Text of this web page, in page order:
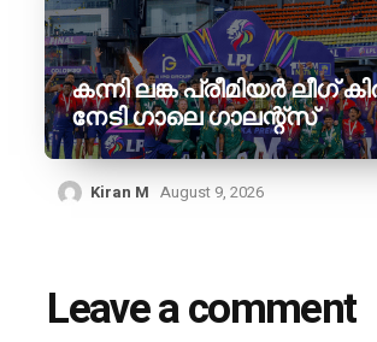
കന്നി ലങ്ക പ്രീമിയർ ലീഗ്
നേടി ഗാലെ ഗാലന്റ്‌സ്
Kiran M August 9, 2026
Leave a comment